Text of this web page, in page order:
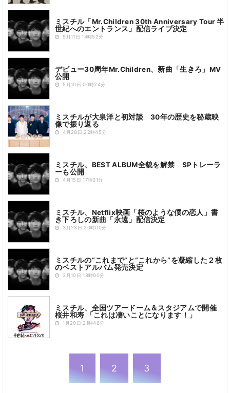
ミスチル「Mr.Children 30th Anniversary Tour 半
世紀へのエントランス」配信ライブ決定
5月11日 14時52分
デビュー30周年Mr.Children、新曲「生きろ」MV
公開
5月10日 00時24分
ミスチルが大泉洋と初対談 30年の歴史を秘蔵映
像で振り返る
4月28日 22時45分
ミスチル、BEST ALBUM全貌を解禁 SPトレーラ
ーも公開
4月15日 17時01分
ミスチル、Netflix映画「桜のような僕の恋人」書
き下ろしの新曲「永遠」配信決定
3月23日 20時00分
ミスチルの“これまで”と“これから”を凝縮した２枚
のベストアルバム発売決定
3月10日 18時00分
ミスチル、全国ツアードーム＆スタジアムで開催
桜井和寿 「これは凄いことになります！」
1月20日 21時46分
1 2 3